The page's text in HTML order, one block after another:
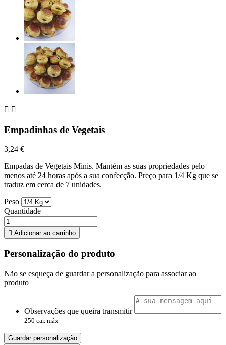
 
Empadinhas de Vegetais
3,24 €
Empadas de Vegetais Minis. Mantém as suas propriedades pelo
menos até 24 horas após a sua confecção. Preço para 1/4 Kg que se
traduz em cerca de 7 unidades.
Peso
Quantidade
 Adicionar ao carrinho
Personalização do produto
Não se esqueça de guardar a personalização para associar ao
produto
Observações que queira transmitir
250 car. máx
Guardar personalização